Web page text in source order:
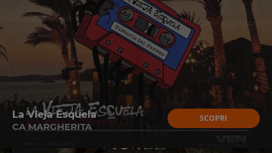
La Vieja Esquela
CA MARGHERITA
SCOPRI